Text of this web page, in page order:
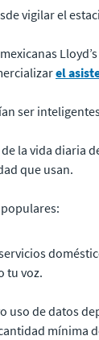
vigilar el
el
ser
la vida diaria
que usan.
tu voz.
uso de datos
mínima